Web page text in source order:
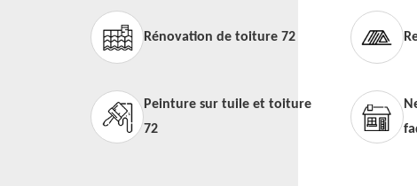
Rénovation de toiture 72
Peinture sur tuile et toiture
72